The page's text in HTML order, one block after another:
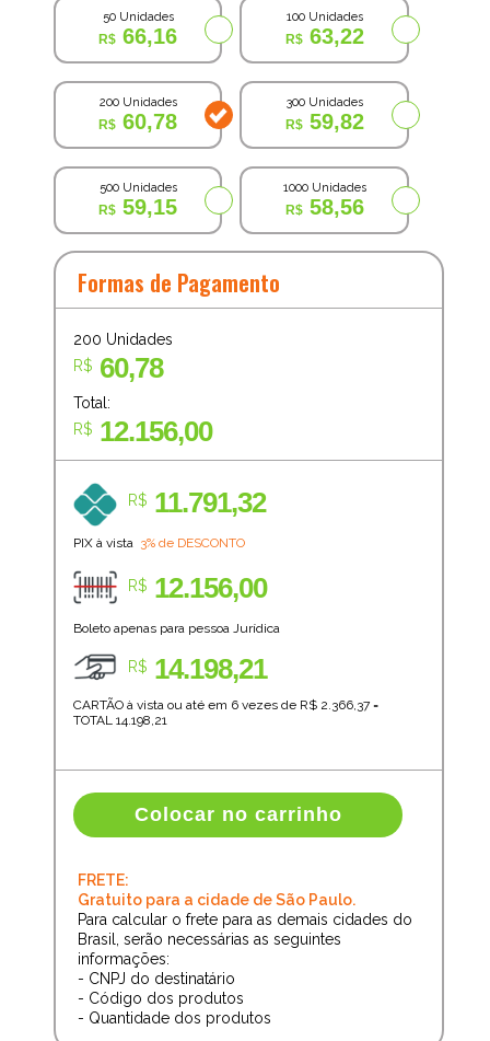
50 Unidades
66,16
100 Unidades
63,22
200 Unidades
60,78
300 Unidades
59,82
500 Unidades
59,15
1000 Unidades
58,56
Formas de Pagamento
200 Unidades
R$ 60,78
Total:
R$ 12.156,00
R$ 11.791,32
PIX à vista 3% de DESCONTO
R$ 12.156,00
Boleto apenas para pessoa Jurídica
R$ 14.198,21
CARTÃO à vista ou até em 6 vezes de R$ 2.366,37=
TOTAL 14.198,21
Colocar no carrinho
FRETE:
Gratuito para a cidade de São Paulo.
Para calcular o frete para as demais cidades do
Brasil, serão necessárias as seguintes
informações:
- CNPJ do destinatário
- Código dos produtos
- Quantidade dos produtos